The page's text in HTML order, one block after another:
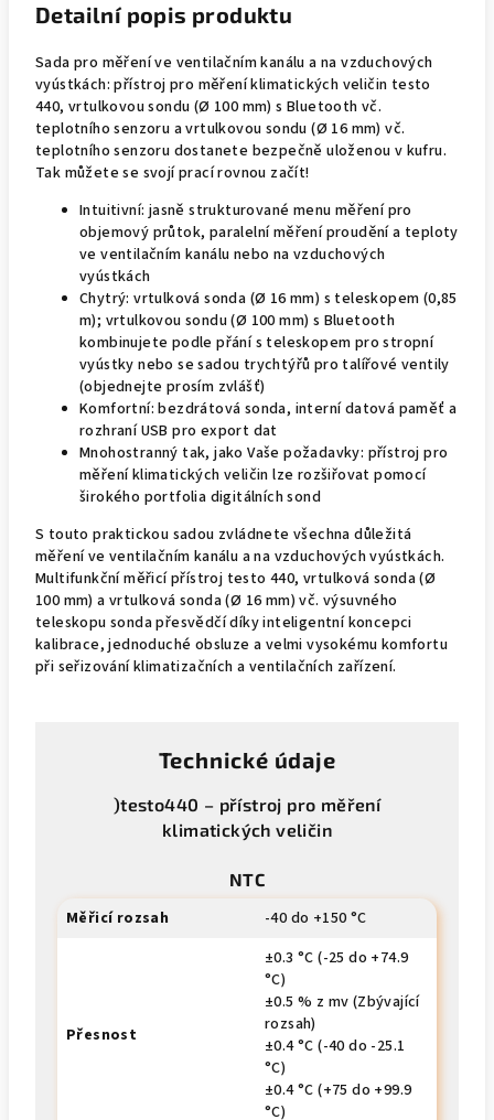
Detailní popis produktu
Sada pro měření ve ventilačním kanálu a na vzduchových
vyústkách: přístroj pro měření klimatických veličin testo
440, vrtulkovou sondu (Ø 100 mm) s Bluetooth vč.
teplotního senzoru a vrtulkovou sondu (Ø 16 mm) vč.
teplotního senzoru dostanete bezpečně uloženou v kufru.
Tak můžete se svojí prací rovnou začít!
Intuitivní: jasně strukturované menu měření pro
objemový průtok, paralelní měření proudění a teploty
ve ventilačním kanálu nebo na vzduchových
vyústkách
Chytrý: vrtulková sonda (Ø 16 mm) s teleskopem (0,85
m); vrtulkovou sondu (Ø 100 mm) s Bluetooth
kombinujete podle přání s teleskopem pro stropní
vyústky nebo se sadou trychtýřů pro talířové ventily
(objednejte prosím zvlášť)
Komfortní: bezdrátová sonda, interní datová paměť a
rozhraní USB pro export dat
Mnohostranný tak, jako Vaše požadavky: přístroj pro
měření klimatických veličin lze rozšiřovat pomocí
širokého portfolia digitálních sond
S touto praktickou sadou zvládnete všechna důležitá
měření ve ventilačním kanálu a na vzduchových vyústkách.
Multifunkční měřicí přístroj testo 440, vrtulková sonda (Ø
100 mm) a vrtulková sonda (Ø 16 mm) vč. výsuvného
teleskopu sonda přesvědčí díky inteligentní koncepci
kalibrace, jednoduché obsluze a velmi vysokému komfortu
při seřizování klimatizačních a ventilačních zařízení.
Technické údaje
)testo440 – přístroj pro měření
klimatických veličin
NTC
Měřicí rozsah -40 do +150 °C
Přesnost
±0.3 °C (-25 do +74.9
°C)
±0.5 % z mv (Zbývající
rozsah)
±0.4 °C (-40 do -25.1
°C)
±0.4 °C (+75 do +99.9
°C)